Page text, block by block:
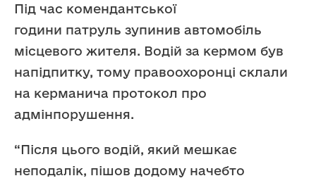
Під час комендантської
години патруль зупинив автомобіль
місцевого жителя. Водій за кермом був
напідпитку, тому правоохоронці склали
на керманича протокол про
адмінпорушення.
“Після цього водій, який мешкає
неподалік, пішов додому начебто